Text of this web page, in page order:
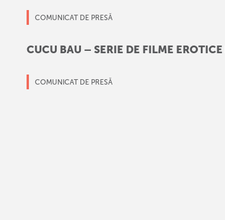
COMUNICAT DE PRESĂ
CUCU BAU – SERIE DE FILME
COMUNICAT DE PRESĂ